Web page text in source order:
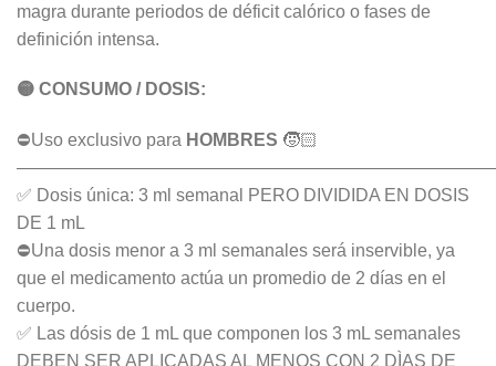
magra durante periodos de déficit calórico o fases de
definición intensa.
🟡 CONSUMO / DOSIS:
⛔Uso exclusivo para HOMBRES 🧒🏻
✅ Dosis única: 3 ml semanal PERO DIVIDIDA EN DOSIS
DE 1 mL
⛔Una dosis menor a 3 ml semanales será inservible, ya
que el medicamento actúa un promedio de 2 días en el
cuerpo.
✅ Las dósis de 1 mL que componen los 3 mL semanales
DEBEN SER APLICADAS AL MENOS CON 2 DÌAS DE